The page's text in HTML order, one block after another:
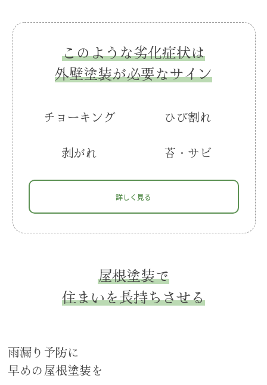
このような劣化症状は
外壁塗装が必要なサイン
チョーキング ひび割れ
剥がれ 苔・サビ
詳しく見る
屋根塗装で
住まいを長持ちさせる
雨漏り予防に
早めの屋根塗装を